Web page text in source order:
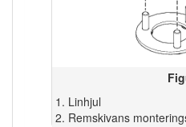
Linhjul
Remskivans